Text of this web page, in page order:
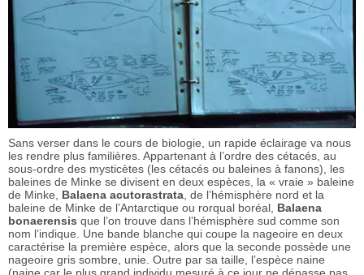
Sans verser dans le cours de biologie, un rapide éclairage va nous
les rendre plus familières. Appartenant à l’ordre des cétacés, au
sous-ordre des mysticètes (les cétacés ou baleines à fanons), les
baleines de Minke se divisent en deux espèces, la « vraie » baleine
de Minke, Balaena acutorastrata , de l’hémisphère nord et la
baleine de Minke de l’Antarctique ou rorqual boréal, Balaena
bonaerensis que l’on trouve dans l’hémisphère sud comme son
nom l’indique. Une bande blanche qui coupe la nageoire en deux
caractérise la première espèce, alors que la seconde possède une
nageoire gris sombre, unie. Outre par sa taille, l’espèce naine
(naine car le plus grand individu mesuré à ce jour ne dépasse pas